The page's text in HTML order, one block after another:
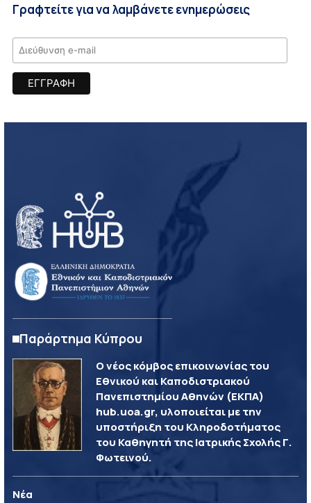
Γραφτείτε για να λαμβάνετε ενημερώσεις
Παράρτημα Κύπρου
Ο νέος κόμβος επικοινωνίας του
Εθνικού και Καποδιστριακού
Πανεπιστημίου Αθηνών (ΕΚΠΑ)
hub.uoa.gr, υλοποιείται με την
υποστήριξη του Κληροδοτήματος
του Καθηγητή της Ιατρικής Σχολής Γ.
Φωτεινού.
Νέα